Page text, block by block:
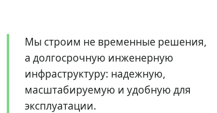
Мы строим не временные решения,
а долгосрочную инженерную
инфраструктуру: надежную,
масштабируемую и удобную для
эксплуатации.